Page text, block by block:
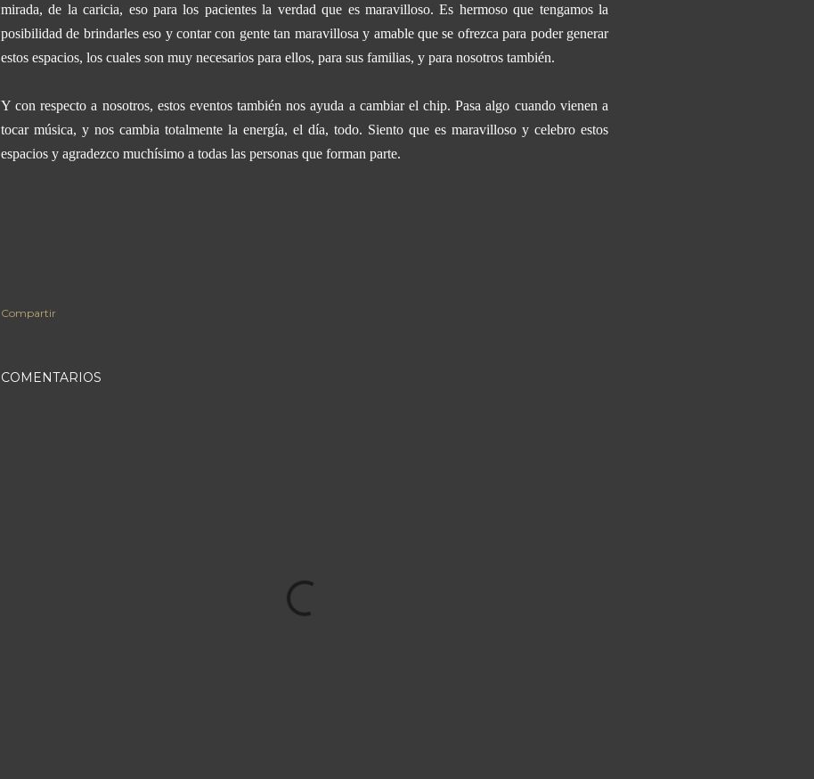
mirada, de la caricia, eso para los pacientes la verdad que es maravilloso. Es hermoso que tengamos la
posibilidad de brindarles eso y contar con gente tan maravillosa y amable que se ofrezca para poder generar
estos espacios, los cuales son muy necesarios para ellos, para sus familias, y para nosotros también.
Y con respecto a nosotros, estos eventos también nos ayuda a cambiar el chip. Pasa algo cuando vienen a
tocar música, y nos cambia totalmente la energía, el día, todo. Siento que es maravilloso y celebro estos
espacios y agradezco muchísimo a todas las personas que forman parte.
Compartir
COMENTARIOS